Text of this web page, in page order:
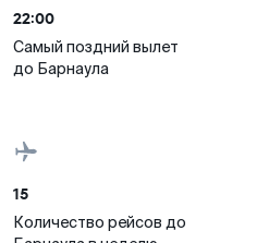
22:00
Самый поздний вылет
до Барнаула
15
Количество рейсов до